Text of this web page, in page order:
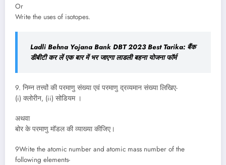
Or
Write the uses of isotopes.
Ladli Behna Yojana Bank DBT 2023 Best Tarika: बैंक
डीबीटी कर लें एक बार में भर जाएगा लाडली बहना योजना फॉर्म
9. निम्न तत्त्वों की परमाणु संख्या एवं परमाणु द्रव्यमान संख्या लिखिए-
(i) क्लोरीन, (ii) सोडियम ।
अथवा
बोर के परमाणु मॉडल की व्याख्या कीजिए।
9Write the atomic number and atomic mass number of the
following elements-